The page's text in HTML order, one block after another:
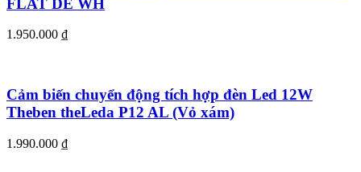
1.950.000 ₫
Cảm biến chuyển động tích hợp đèn Led 12W
Theben theLeda P12 AL (Vỏ xám)
1.990.000 ₫